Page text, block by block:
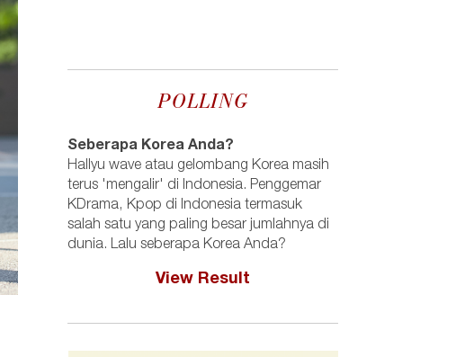
POLLING
Seberapa Korea Anda?
Hallyu wave atau gelombang Korea masih
terus 'mengalir' di Indonesia. Penggemar
KDrama, Kpop di Indonesia termasuk
salah satu yang paling besar jumlahnya di
dunia. Lalu seberapa Korea Anda?
View Result